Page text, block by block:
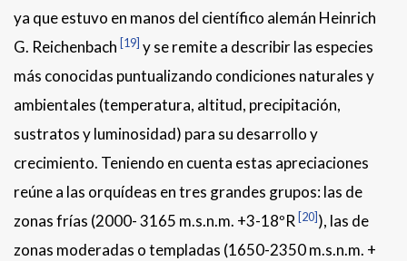
ya que estuvo en manos del científico alemán Heinrich
G. Reichenbach [19] y se remite a describir las especies
más conocidas puntualizando condiciones naturales y
ambientales (temperatura, altitud, precipitación,
sustratos y luminosidad) para su desarrollo y
crecimiento. Teniendo en cuenta estas apreciaciones
reúne a las orquídeas en tres grandes grupos: las de
zonas frías (2000- 3165 m.s.n.m. +3-18ºR [20]), las de
zonas moderadas o templadas (1650-2350 m.s.n.m. +